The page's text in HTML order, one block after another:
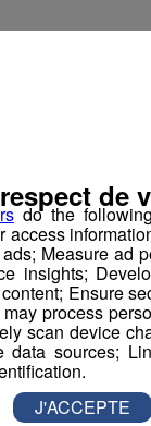
la sécurité
Savoie sur
le nombre est de
sur les routes
que 661
depuis le 1er
de conduire sur
do the
access
Measure ad
insights;
Ensure
process
scan device
data sources;
de
J'ACCEPTE